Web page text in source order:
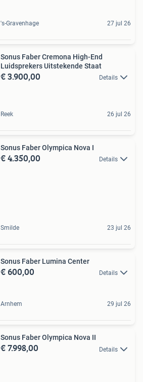
's-Gravenhage 27 jul 26
Sonus Faber Cremona High-End
Luidsprekers Uitstekende Staat
€ 3.900,00 Details
Reek 26 jul 26
Sonus Faber Olympica Nova I
€ 4.350,00 Details
Smilde 23 jul 26
Sonus Faber Lumina Center
€ 600,00 Details
Arnhem 29 jul 26
Sonus Faber Olympica Nova II
€ 7.998,00 Details